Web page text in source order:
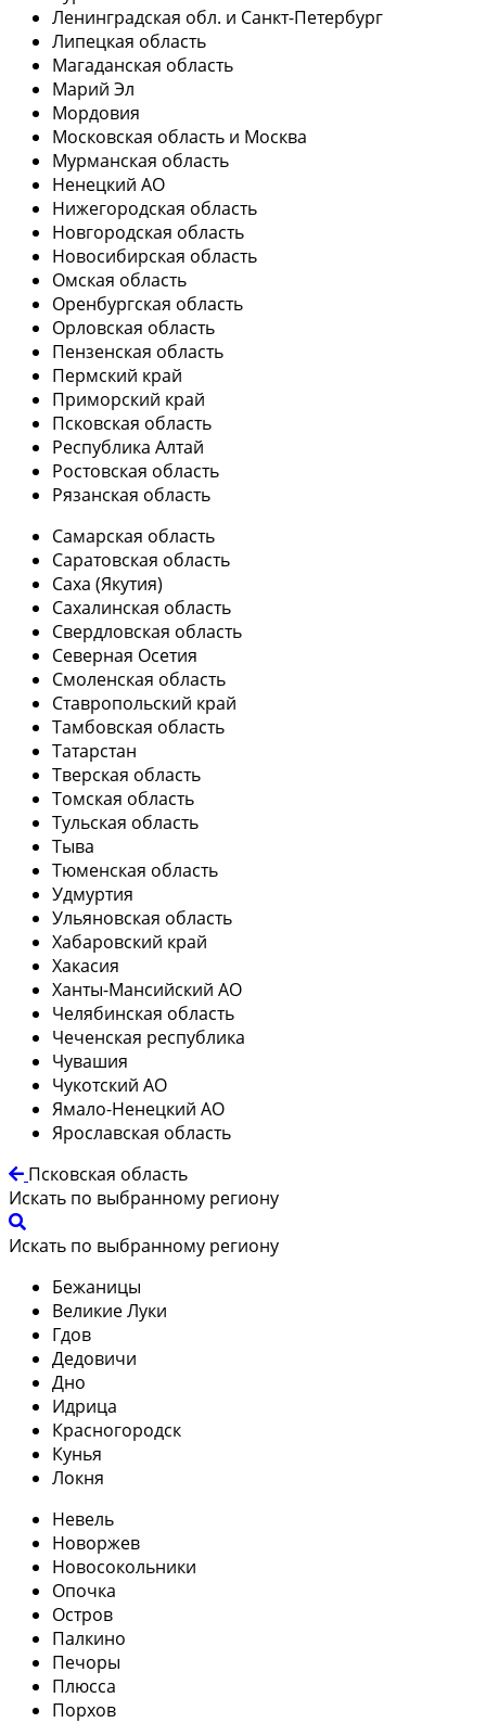
Ленинградская обл. и Санкт-Петербург
Липецкая область
Магаданская область
Марий Эл
Мордовия
Московская область и Москва
Мурманская область
Ненецкий АО
Нижегородская область
Новгородская область
Новосибирская область
Омская область
Оренбургская область
Орловская область
Пензенская область
Пермский край
Приморский край
Псковская область
Республика Алтай
Ростовская область
Рязанская область
Самарская область
Саратовская область
Саха (Якутия)
Сахалинская область
Свердловская область
Северная Осетия
Смоленская область
Ставропольский край
Тамбовская область
Татарстан
Тверская область
Томская область
Тульская область
Тыва
Тюменская область
Удмуртия
Ульяновская область
Хабаровский край
Хакасия
Ханты-Мансийский АО
Челябинская область
Чеченская республика
Чувашия
Чукотский АО
Ямало-Ненецкий АО
Ярославская область
Псковская область
Искать по выбранному региону
Искать по выбранному региону
Бежаницы
Великие Луки
Гдов
Дедовичи
Дно
Идрица
Красногородск
Кунья
Локня
Невель
Новоржев
Новосокольники
Опочка
Остров
Палкино
Печоры
Плюсса
Порхов